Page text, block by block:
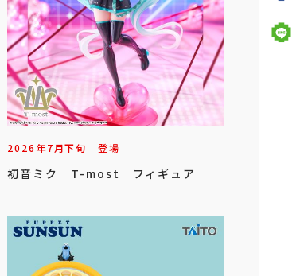
2026年7月下旬 登場
初音ミク T-most フィギュア